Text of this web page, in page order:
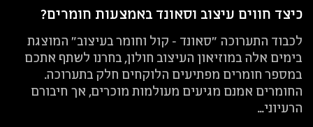
כיצד חווים עיצוב וסאונד באמצעות חומרים?
לכבוד התערוכה "סאונד - קול וחומר בעיצוב" המוצגת
בימים אלה במוזיאון העיצוב חולון, בחרנו לשתף אתכם
במספר חומרים מפתיעים הלוקחים חלק בתערוכה.
החומרים אמנם מגיעים מעולמות מוכרים, אך חיבורם
הרעיוני...